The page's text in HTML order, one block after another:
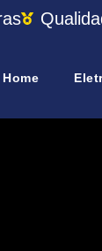
Home